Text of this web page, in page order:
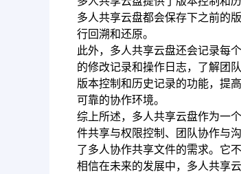
多人共享云盘都会保存下之前的
行回溯和还原。
此外，多人共享云盘还会记录每
的修改记录和操作日志，了解团
版本控制和历史记录的功能，提
可靠的协作环境。
综上所述，多人共享云盘作为一
件共享与权限控制、团队协作与
了多人协作共享文件的需求。它
相信在未来的发展中，多人共享